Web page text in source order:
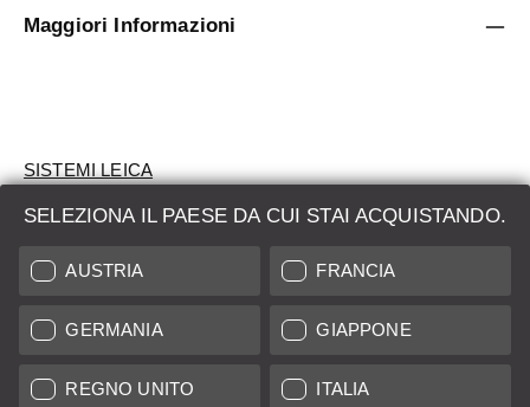
SELEZIONA IL PAESE DA CUI STAI ACQUISTANDO.
AUSTRIA FRANCIA
GERMANIA GIAPPONE
REGNO UNITO ITALIA
Maggiori Informazioni
SISTEMI LEICA
VALUTAZIONE
CERCHI UN PRODOTTO?
ASTE
PRODOTTI NUOVI